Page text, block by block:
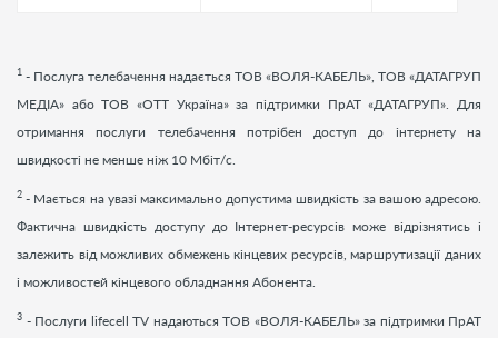
1 - Послуга телебачення надається ТОВ «ВОЛЯ-КАБЕЛЬ», ТОВ «ДАТАГРУП
МЕДІА» або ТОВ «ОТТ Україна» за підтримки ПрАТ «ДАТАГРУП». Для
отримання послуги телебачення потрібен доступ до інтернету на
швидкості не менше ніж 10 Мбіт/с.
2 - Мається на увазі максимально допустима швидкість за вашою адресою.
Фактична швидкість доступу до Інтернет-ресурсів може відрізнятись і
залежить від можливих обмежень кінцевих ресурсів, маршрутизації даних
і можливостей кінцевого обладнання Абонента.
3 - Послуги lifecell TV надаються ТОВ «ВОЛЯ-КАБЕЛЬ» за підтримки ПрАТ